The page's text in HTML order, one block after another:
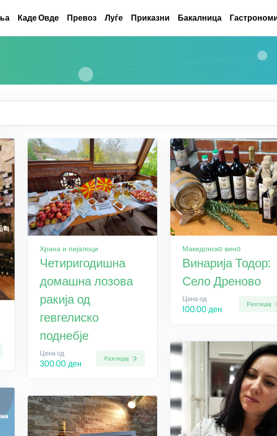
Каде Овде Превоз Луѓе Приказни Бакалница
Храна и пијалоци
Четиригодишна
домашна лозова
ракија од
гевгелиско
поднебје
Цена од
300.00 ден Разгледај
Македонскo винo
Винарија Тодор:
Село Дреново
Цена од
100.00 ден Разгледај